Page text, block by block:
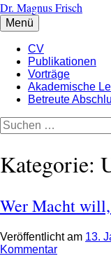
Zum
Inhalt
überspringen
Dr. Magnus Frisch
Menü
CV
Publikationen
Vorträge
Akademische
Betreute
Suchen
nach:
Kategorie:
Wer Macht will,
Veröffentlichtam 13.
Kommentar